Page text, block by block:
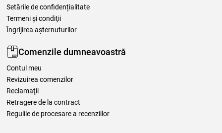
Setările de confidențialitate
Termeni şi condiţii
Îngrijirea așternuturilor
Comenzile dumneavoastră
Contul meu
Revizuirea comenzilor
Reclamaţii
Retragere de la contract
Regulile de procesare a recenziilor